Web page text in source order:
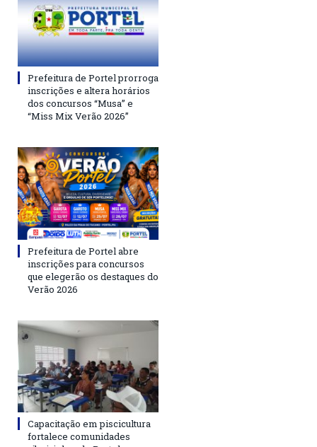
Prefeitura de Portel prorroga
inscrições e altera horários
dos concursos “Musa” e
“Miss Mix Verão 2026”
Prefeitura de Portel abre
inscrições para concursos
que elegerão os destaques do
Verão 2026
Capacitação em piscicultura
fortalece comunidades